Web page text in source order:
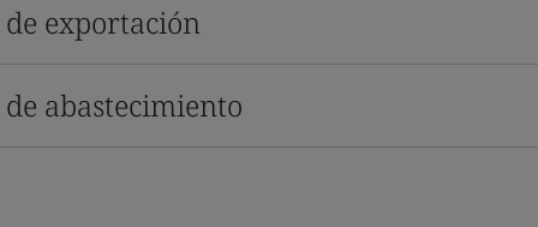
exportación
abastecimiento